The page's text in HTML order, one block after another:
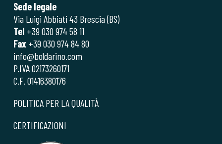
Sede legale
Via Luigi Abbiati 43 Brescia (BS)
Tel +39 030 974 58 11
Fax+39 030 974 84 80
info@boldarino.com
P.IVA 02173260171
C.F. 01416380176
POLITICA PER LA QUALITÀ
CERTIFICAZIONI